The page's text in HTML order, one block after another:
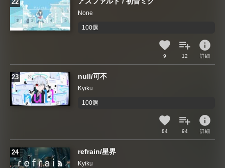
None
100選
9 12
info
詳細
null/可不
Kyiku
100選
84 94
info
詳細
refrain/星界
Kyiku